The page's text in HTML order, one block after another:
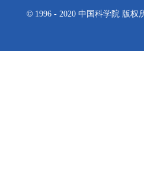
©1996 - 2020 中国科学院 版权